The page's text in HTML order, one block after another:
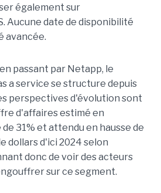
également sur
Aucune date de disponibilité
avancée.
passant par Netapp, le
a service se structure depuis
perspectives d'évolution sont
d'affaires estimé en
31% et attendu en hausse de
dollars d'ici 2024 selon
donc de voir des acteurs
sur ce segment.